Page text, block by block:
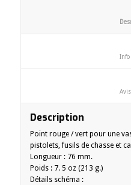
Description
Point rouge / vert pour une
pistolets, fusils de chasse et
Longueur : 76 mm.
Poids : 7. 5 oz (213 g.)
Détails schéma :